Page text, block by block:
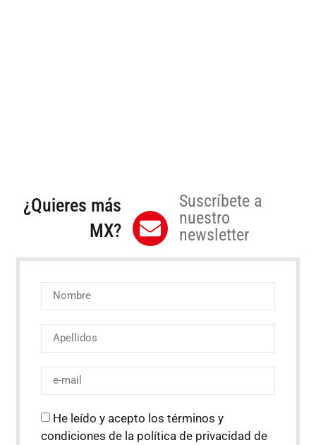
¿Quieres más
MX?
Suscríbete a
nuestro
newsletter
He leído y acepto los términos y
condiciones de la política de privacidad de